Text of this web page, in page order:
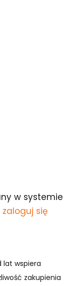
w systemie
zaloguj się
lat wspiera
zakupienia